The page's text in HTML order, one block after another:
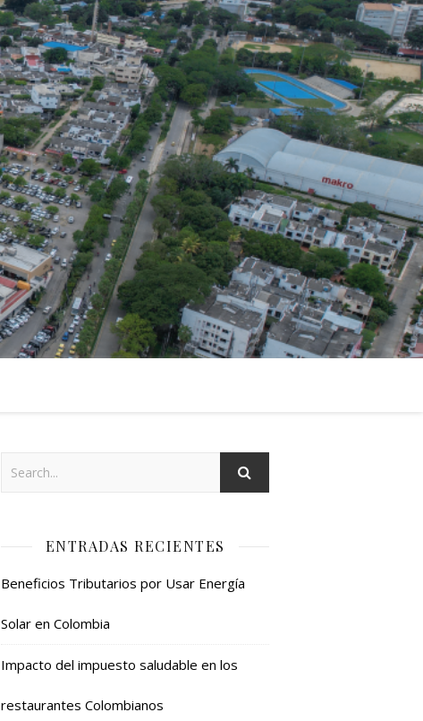
ENTRADAS RECIENTES
Beneficios Tributarios por Usar Energía
Solar en Colombia
Impacto del impuesto saludable en los
restaurantes Colombianos